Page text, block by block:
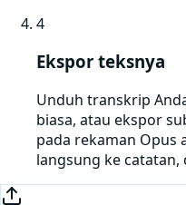
4
Ekspor teksnya
Unduh transkrip
biasa, atau ekspor
pada rekaman Opus
langsung ke